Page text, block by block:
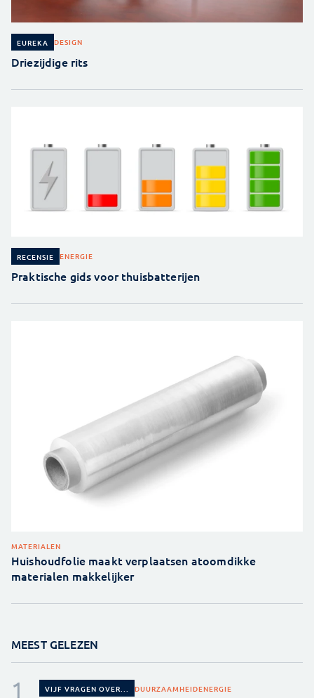
EUREKA DESIGN
Driezijdige rits
RECENSIE ENERGIE
Praktische gids voor thuisbatterijen
MATERIALEN
Huishoudfolie maakt verplaatsen atoomdikke
materialen makkelijker
MEEST GELEZEN
VIJF VRAGEN OVER... DUURZAAMHEIDENERGIE